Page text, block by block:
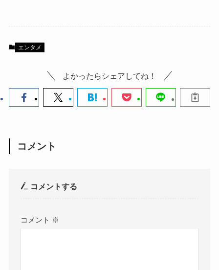
エンタメ
よかったらシェアしてね！
コメント
コメントする
コメント ※